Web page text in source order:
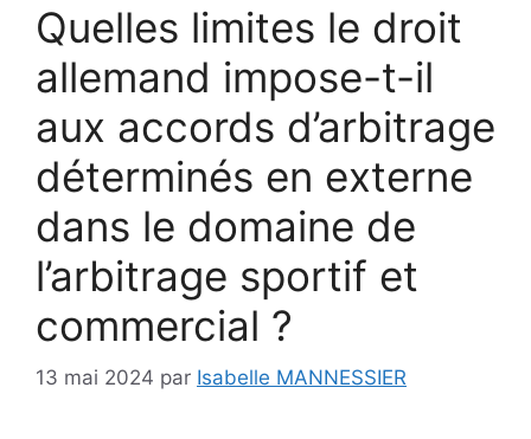
Quelles limites le droit
allemand impose-t-il
aux accords d’arbitrage
déterminés en externe
dans le domaine de
l’arbitrage sportif et
commercial ?
13 mai 2024 par Isabelle MANNESSIER